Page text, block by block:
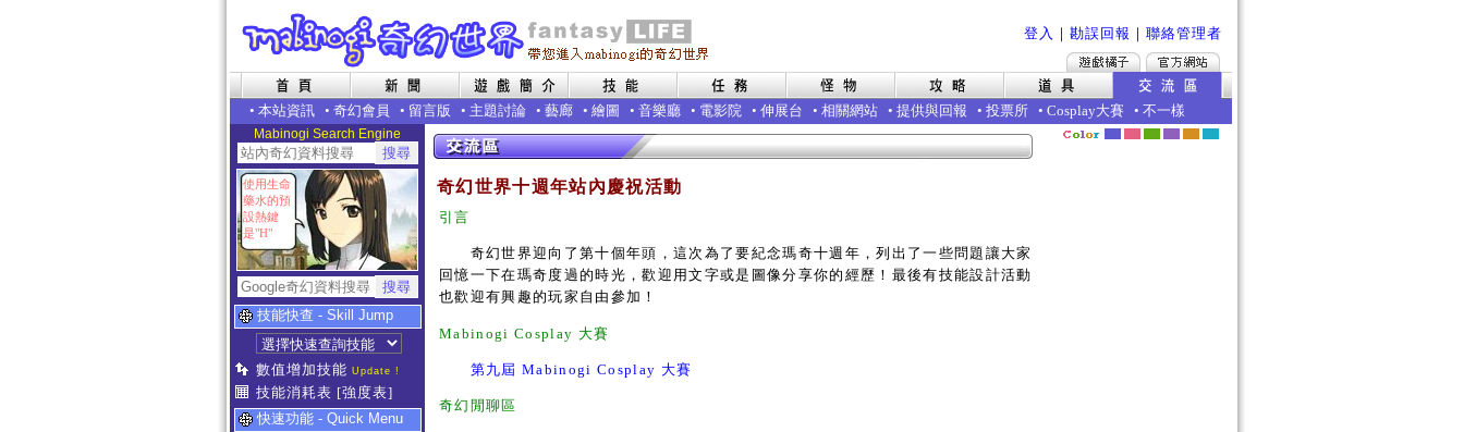
登入 ｜ 勘誤回報 ｜ 聯絡管理者
• 本站資訊 • 奇幻會員 • 留言版 • 主題討論 • 藝廊 • 繪圖 • 音樂廳 • 電影院 • 伸展台 • 相關網站 • 提供與回報 • 投票所 • Cosplay大賽 • 不一樣
Mabinogi Search Engine
使用生命
藥水的預
設熱鍵
是"H"
技能快查 - Skill Jump
數值增加技能 Update !
技能消耗表 [強度表]
快速功能 - Quick Menu
奇幻世界十週年站內慶祝活動
引言
奇幻世界迎向了第十個年頭，這次為了要紀念瑪奇十週年，列出了一些問題讓大家
回憶一下在瑪奇度過的時光，歡迎用文字或是圖像分享你的經歷！最後有技能設計活動
也歡迎有興趣的玩家自由參加！
Mabinogi Cosplay 大賽
第九屆 Mabinogi Cosplay 大賽
奇幻閒聊區